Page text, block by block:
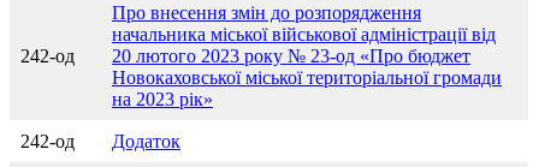
242-од
Про внесення змін до розпорядження
начальника міської військової адміністрації від
20 лютого 2023 року № 23-од «Про бюджет
Новокаховської міської територіальної громади
на 2023 рік»
242-од Додаток